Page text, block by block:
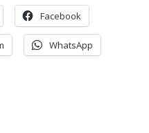
Facebook
WhatsApp